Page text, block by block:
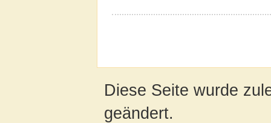
Diese Seite wurde
geändert.